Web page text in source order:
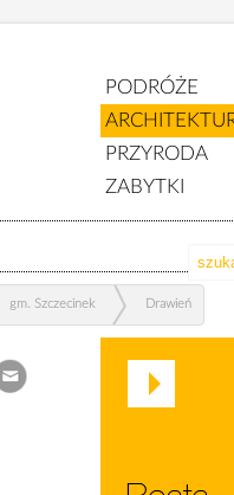
PODRÓŻE
PRZYRODA
ZABYTKI
gm. Szczecinek Drawień